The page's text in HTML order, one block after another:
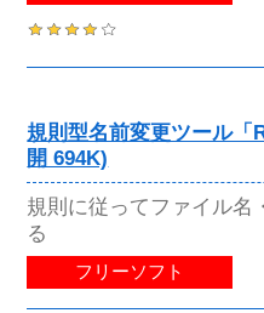
規則型名前変更ツール「
開 694K)
規則に従ってファイル名
る
フリーソフト